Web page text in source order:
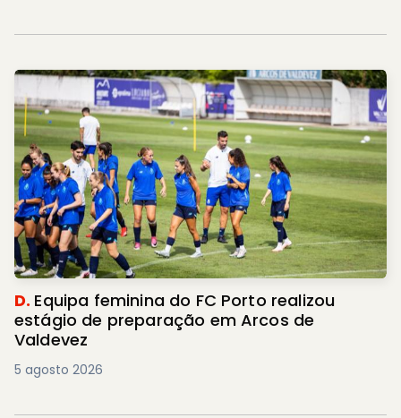
D. Equipa feminina do FC Porto realizou
estágio de preparação em Arcos de
Valdevez
5 agosto 2026